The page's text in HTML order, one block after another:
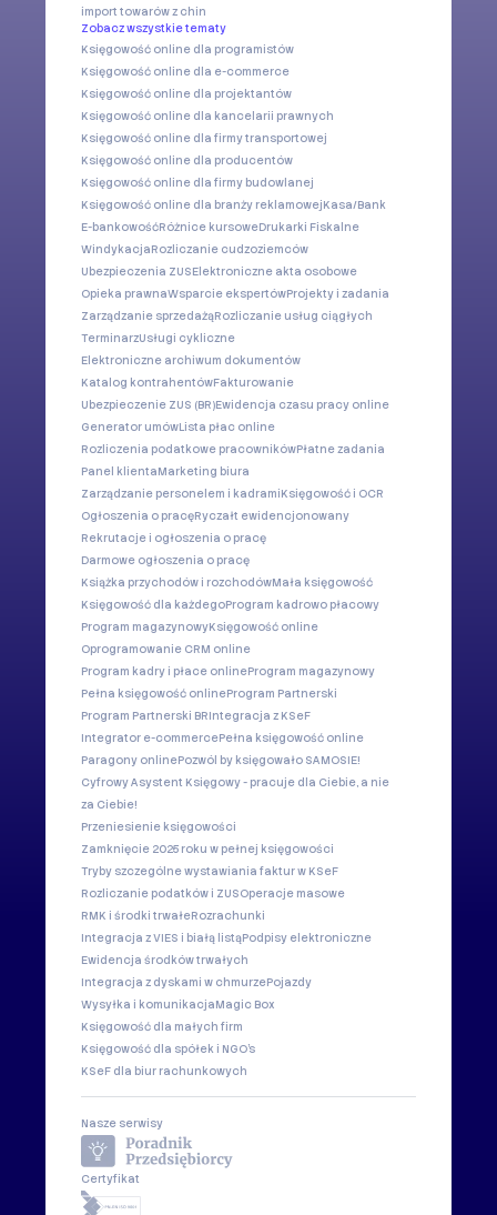
import towarów z chin
Zobacz wszystkie tematy
Księgowość online dla programistów
Księgowość online dla e-commerce
Księgowość online dla projektantów
Księgowość online dla kancelarii prawnych
Księgowość online dla firmy transportowej
Księgowość online dla producentów
Księgowość online dla firmy budowlanej
Księgowość online dla branży reklamowejKasa/Bank
E-bankowośćRóżnice kursoweDrukarki Fiskalne
WindykacjaRozliczanie cudzoziemców
Ubezpieczenia ZUSElektroniczne akta osobowe
Opieka prawnaWsparcie ekspertówProjekty i zadania
Zarządzanie sprzedażąRozliczanie usług ciągłych
TerminarzUsługi cykliczne
Elektroniczne archiwum dokumentów
Katalog kontrahentówFakturowanie
Ubezpieczenie ZUS (BR)Ewidencja czasu pracy online
Generator umówLista płac online
Rozliczenia podatkowe pracownikówPłatne zadania
Panel klientaMarketing biura
Zarządzanie personelem i kadramiKsięgowość i OCR
Ogłoszenia o pracęRyczałt ewidencjonowany
Rekrutacje i ogłoszenia o pracę
Darmowe ogłoszenia o pracę
Książka przychodów i rozchodówMała księgowość
Księgowość dla każdegoProgram kadrowo płacowy
Program magazynowyKsięgowość online
Oprogramowanie CRM online
Program kadry i płace onlineProgram magazynowy
Pełna księgowość onlineProgram Partnerski
Program Partnerski BRIntegracja z KSeF
Integrator e-commercePełna księgowość online
Paragony onlinePozwól by księgowało SAMOSIE!
Cyfrowy Asystent Księgowy - pracuje dla Ciebie, a nie
za Ciebie!
Przeniesienie księgowości
Zamknięcie 2025 roku w pełnej księgowości
Tryby szczególne wystawiania faktur w KSeF
Rozliczanie podatków i ZUSOperacje masowe
RMK i środki trwałeRozrachunki
Integracja z VIES i białą listąPodpisy elektroniczne
Ewidencja środków trwałych
Integracja z dyskami w chmurzePojazdy
Wysyłka i komunikacjaMagic Box
Księgowość dla małych firm
Księgowość dla spółek i NGO's
KSeF dla biur rachunkowych
Nasze serwisy
Certyfikat